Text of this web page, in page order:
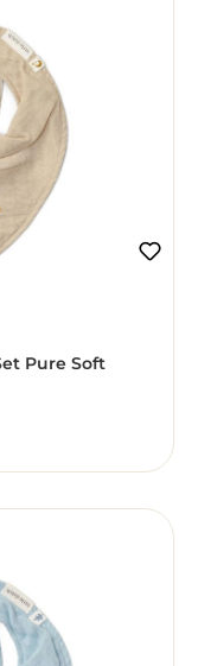
Pure Soft